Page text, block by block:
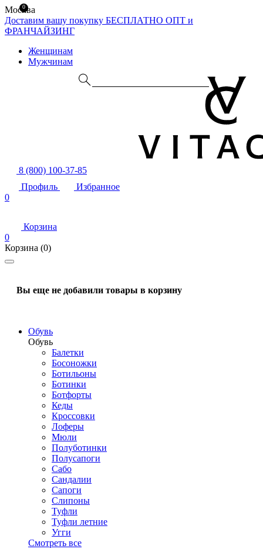
Москва
Доставим вашу покупку БЕСПЛАТНО ОПТ и
ФРАНЧАЙЗИНГ
Женщинам
Мужчинам
8 (800) 100-37-85
Профиль
Избранное
0
Корзина
0
Корзина (0)
Вы еще не добавили товары в корзину
Обувь
Обувь
Балетки
Босоножки
Ботильоны
Ботинки
Ботфорты
Кеды
Кроссовки
Лоферы
Мюли
Полуботинки
Полусапоги
Сабо
Сандалии
Сапоги
Слипоны
Туфли
Туфли летние
Угги
Смотреть все
0